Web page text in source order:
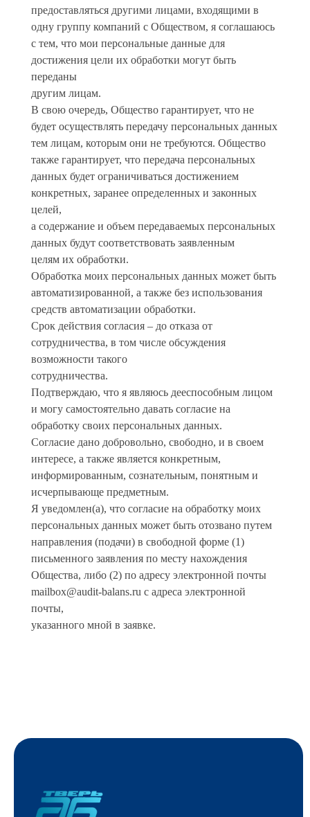
предоставляться другими лицами, входящими в
одну группу компаний с Обществом, я соглашаюсь
с тем, что мои персональные данные для
достижения цели их обработки могут быть
переданы
другим лицам.
В свою очередь, Общество гарантирует, что не
будет осуществлять передачу персональных данных
тем лицам, которым они не требуются. Общество
также гарантирует, что передача персональных
данных будет ограничиваться достижением
конкретных, заранее определенных и законных
целей,
а содержание и объем передаваемых персональных
данных будут соответствовать заявленным
целям их обработки.
Обработка моих персональных данных может быть
автоматизированной, а также без использования
средств автоматизации обработки.
Срок действия согласия – до отказа от
сотрудничества, в том числе обсуждения
возможности такого
сотрудничества.
Подтверждаю, что я являюсь дееспособным лицом
и могу самостоятельно давать согласие на
обработку своих персональных данных.
Согласие дано добровольно, свободно, и в своем
интересе, а также является конкретным,
информированным, сознательным, понятным и
исчерпывающе предметным.
Я уведомлен(а), что согласие на обработку моих
персональных данных может быть отозвано путем
направления (подачи) в свободной форме (1)
письменного заявления по месту нахождения
Общества, либо (2) по адресу электронной почты
mailbox@audit-balans.ru с адреса электронной
почты,
указанного мной в заявке.